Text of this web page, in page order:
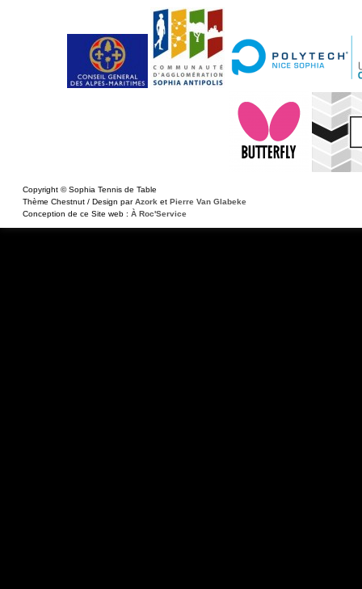
Copyright © Sophia Tennis de Table
Thème Chestnut / Design parAzork et Pierre Van Glabeke
Conception de ce Site web : À Roc'Service